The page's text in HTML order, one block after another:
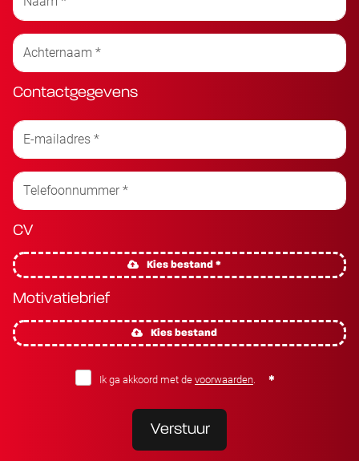
Contactgegevens
CV
Kies bestand *
Motivatiebrief
Kies bestand
Ik ga akkoord met de voorwaarden
Verstuur